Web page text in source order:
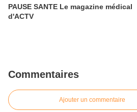
PAUSE SANTE Le magazine médical
d'ACTV
Commentaires
Ajouter un commentaire